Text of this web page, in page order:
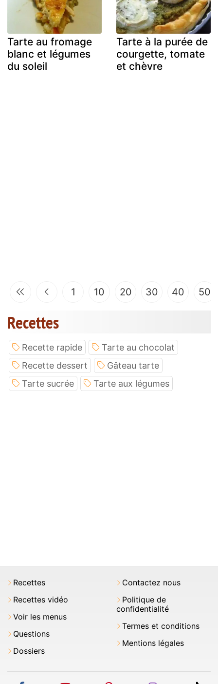
Tarte au fromage
blanc et légumes
du soleil
Tarte à la purée de
courgette, tomate
et chèvre
1 10 20 30 40 50
Recettes
Recette rapide
Tarte au chocolat
Recette dessert
Gâteau tarte
Tarte sucrée
Tarte aux légumes
Recettes
Recettes vidéo
Voir les menus
Questions
Dossiers
Contactez nous
Politique de
confidentialité
Termes et conditions
Mentions légales